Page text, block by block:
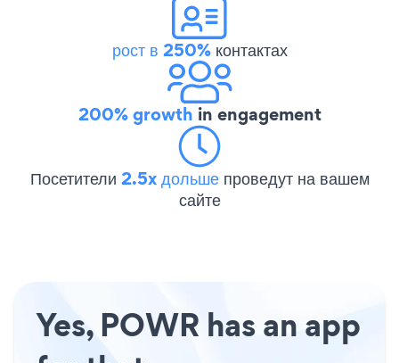
рост в 250%контактах
200% growth in engagement
Посетители 2.5x дольше проведут на вашем
сайте
Yes, POWR has an app